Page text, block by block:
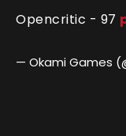
Opencritic - 97
— Okami Games